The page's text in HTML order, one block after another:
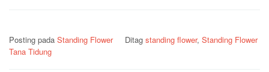
Posting pada Standing Flower Ditag standing flower, Standing Flower
Tana Tidung